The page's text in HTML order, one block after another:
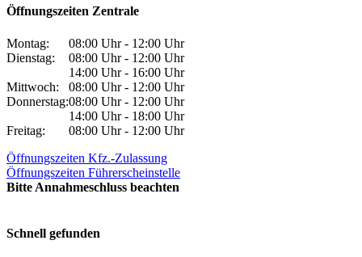
Öffnungszeiten Zentrale
Montag:
08:00 Uhr - 12:00 Uhr
Dienstag:
08:00 Uhr - 12:00 Uhr
14:00 Uhr - 16:00 Uhr
Mittwoch:
08:00 Uhr - 12:00 Uhr
Donnerstag:08:00 Uhr - 12:00 Uhr
14:00 Uhr - 18:00 Uhr
Freitag:
08:00 Uhr - 12:00 Uhr
Öffnungszeiten Kfz.-Zulassung
Öffnungszeiten Führerscheinstelle
Bitte Annahmeschluss beachten
Schnell gefunden